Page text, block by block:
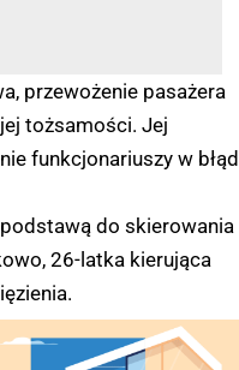
przewożenie pasażera
tożsamości. Jej
funkcjonariuszy w błąd
do skierowania
26-latka kierująca